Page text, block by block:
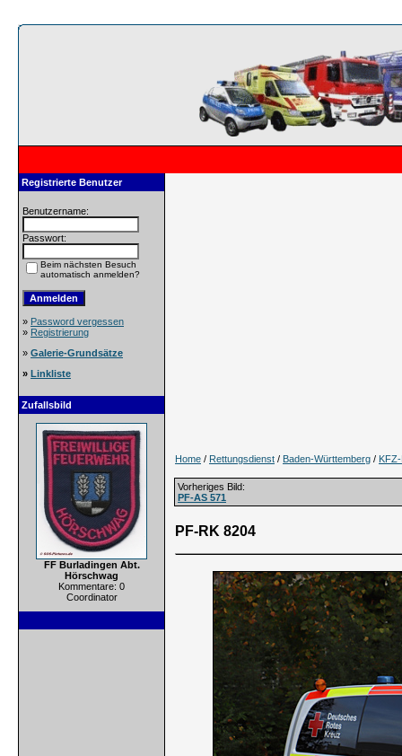
Registrierte Benutzer
Benutzername:
Passwort:
Beim nächsten Besuch
automatisch anmelden?
» Password vergessen
» Registrierung
» Galerie-Grundsätze
» Linkliste
Zufallsbild
FF Burladingen Abt.
Hörschwag
Kommentare: 0
Coordinator
Home / Rettungsdienst / Baden-Württemberg /
Vorheriges Bild:
PF-AS 571
PF-RK 8204